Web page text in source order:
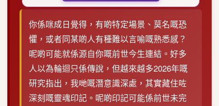
你係咪成日覺得，有啲特定場景、莫名嘅恐
懼，或者同某啲人有種難以言喻嘅熟悉感？
呢啲可能就係源自你嘅前世今生連結。好多
人以為輪迴只係傳說，但越來越多2026年嘅
研究指出，我哋嘅潛意識深處，其實藏住咗
深刻嘅靈魂印記。呢啲印記可能係前世未完